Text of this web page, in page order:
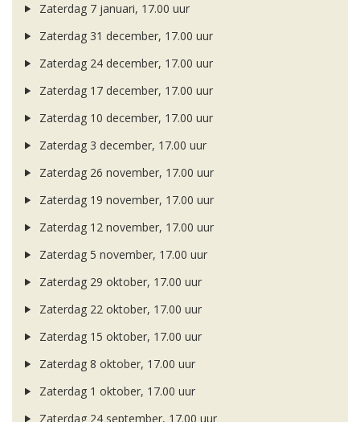
Zaterdag 7 januari, 17.00 uur
Zaterdag 31 december, 17.00 uur
Zaterdag 24 december, 17.00 uur
Zaterdag 17 december, 17.00 uur
Zaterdag 10 december, 17.00 uur
Zaterdag 3 december, 17.00 uur
Zaterdag 26 november, 17.00 uur
Zaterdag 19 november, 17.00 uur
Zaterdag 12 november, 17.00 uur
Zaterdag 5 november, 17.00 uur
Zaterdag 29 oktober, 17.00 uur
Zaterdag 22 oktober, 17.00 uur
Zaterdag 15 oktober, 17.00 uur
Zaterdag 8 oktober, 17.00 uur
Zaterdag 1 oktober, 17.00 uur
Zaterdag 24 september, 17.00 uur